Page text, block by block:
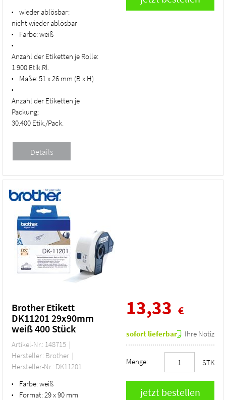
•
wieder ablösbar:
nicht wieder ablösbar
• Farbe:weiß
•
Anzahl der Etiketten je Rolle:
1.900 Etik.Rl.
• Maße:51 x 26 mm (B x H)
•
Anzahl der Etiketten je
Packung:
30.400 Etik./Pack.
Brother Etikett
DK11201 29x90mm
weiß 400 Stück
Artikel-Nr.: 148715
Hersteller: Brother
Hersteller-Nr.: DK11201
• Farbe:weiß
• Format:29 x 90 mm
13,33 €
sofort lieferbar Ihre Notiz
Menge: STK